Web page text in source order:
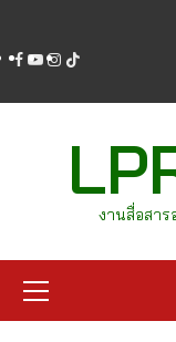
content
facebook
youtube
instagram
tiktok
งานสื่อสา
Menu